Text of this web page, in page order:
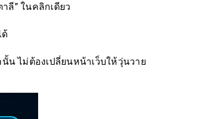
ลี” ในคลิกเดียว
ด้
น ไม่ต้องเปลี่ยนหน้าเว็บให้วุ่นวาย